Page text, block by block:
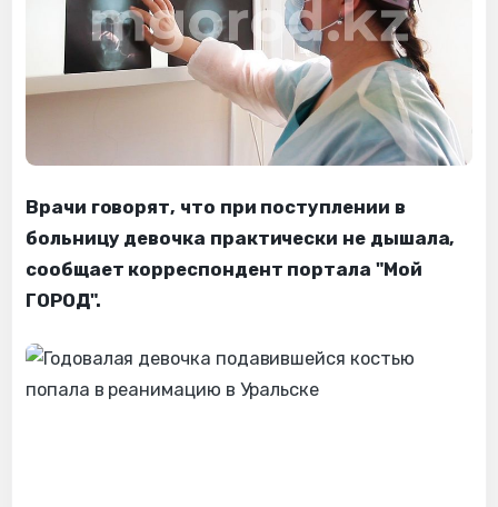
Врачи говорят, что при поступлении в
больницу девочка практически не дышала,
сообщает корреспондент портала "Мой
ГОРОД".